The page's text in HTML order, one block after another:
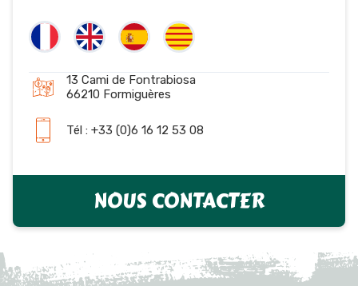
13 Cami de Fontrabiosa
66210 Formiguères
Tél : +33 (0)6 16 12 53 08
NOUS CONTACTER